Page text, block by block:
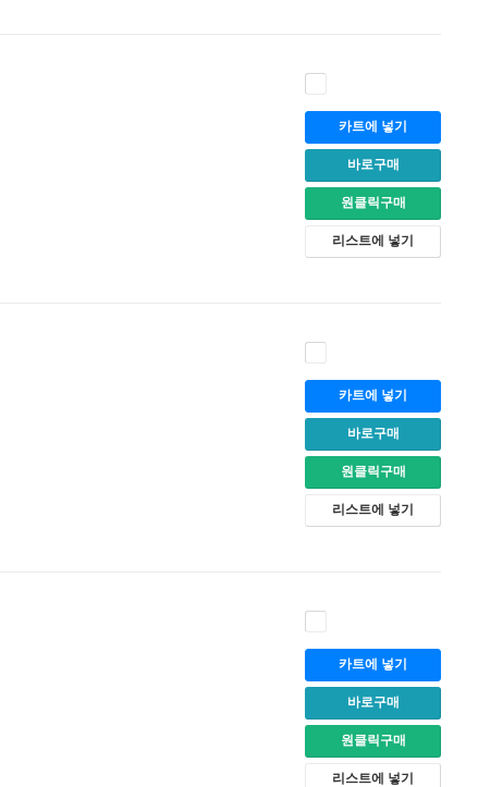
카트에 넣기
바로구매
원클릭구매
리스트에 넣기
카트에 넣기
바로구매
원클릭구매
리스트에 넣기
카트에 넣기
바로구매
원클릭구매
리스트에 넣기